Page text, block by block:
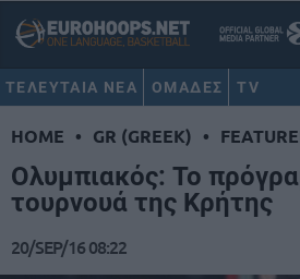
ΤΕΛΕΥΤΑΙΑ ΝΕΑ ΟΜΑΔΕΣ TV
HOME • GR (GREEK) •
Ολυμπιακός: Το
τουρνουά της Κρήτης
20/SEP/16 08:22